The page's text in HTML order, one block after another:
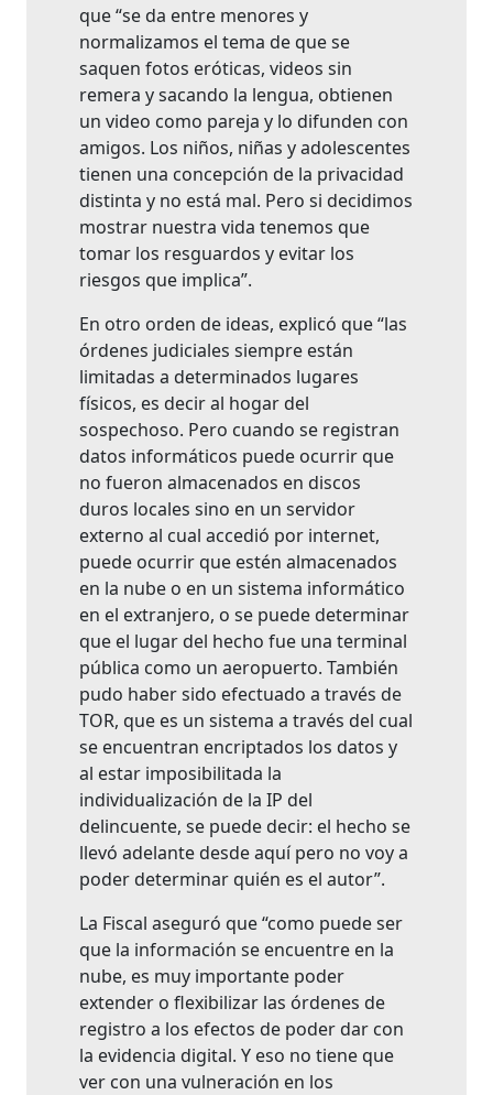
que “se da entre menores y
normalizamos el tema de que se
saquen fotos eróticas, videos sin
remera y sacando la lengua, obtienen
un video como pareja y lo difunden con
amigos. Los niños, niñas y adolescentes
tienen una concepción de la privacidad
distinta y no está mal. Pero si decidimos
mostrar nuestra vida tenemos que
tomar los resguardos y evitar los
riesgos que implica”.
En otro orden de ideas, explicó que “las
órdenes judiciales siempre están
limitadas a determinados lugares
físicos, es decir al hogar del
sospechoso. Pero cuando se registran
datos informáticos puede ocurrir que
no fueron almacenados en discos
duros locales sino en un servidor
externo al cual accedió por internet,
puede ocurrir que estén almacenados
en la nube o en un sistema informático
en el extranjero, o se puede determinar
que el lugar del hecho fue una terminal
pública como un aeropuerto. También
pudo haber sido efectuado a través de
TOR, que es un sistema a través del cual
se encuentran encriptados los datos y
al estar imposibilitada la
individualización de la IP del
delincuente, se puede decir: el hecho se
llevó adelante desde aquí pero no voy a
poder determinar quién es el autor”.
La Fiscal aseguró que “como puede ser
que la información se encuentre en la
nube, es muy importante poder
extender o flexibilizar las órdenes de
registro a los efectos de poder dar con
la evidencia digital. Y eso no tiene que
ver con una vulneración en los